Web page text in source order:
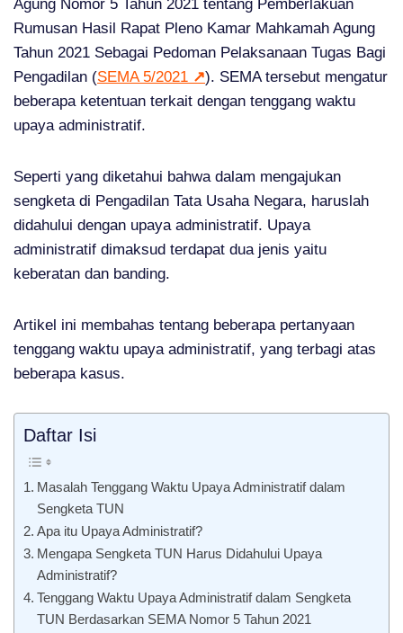
Agung Nomor 5 Tahun 2021 tentang Pemberlakuan
Rumusan Hasil Rapat Pleno Kamar Mahkamah Agung
Tahun 2021 Sebagai Pedoman Pelaksanaan Tugas Bagi
Pengadilan (SEMA 5/2021 ↗). SEMA tersebut mengatur
beberapa ketentuan terkait dengan tenggang waktu
upaya administratif.
Seperti yang diketahui bahwa dalam mengajukan
sengketa di Pengadilan Tata Usaha Negara, haruslah
didahului dengan upaya administratif. Upaya
administratif dimaksud terdapat dua jenis yaitu
keberatan dan banding.
Artikel ini membahas tentang beberapa pertanyaan
tenggang waktu upaya administratif, yang terbagi atas
beberapa kasus.
Daftar Isi
Masalah Tenggang Waktu Upaya Administratif dalam
Sengketa TUN
Apa itu Upaya Administratif?
Mengapa Sengketa TUN Harus Didahului Upaya
Administratif?
Tenggang Waktu Upaya Administratif dalam Sengketa
TUN Berdasarkan SEMA Nomor 5 Tahun 2021